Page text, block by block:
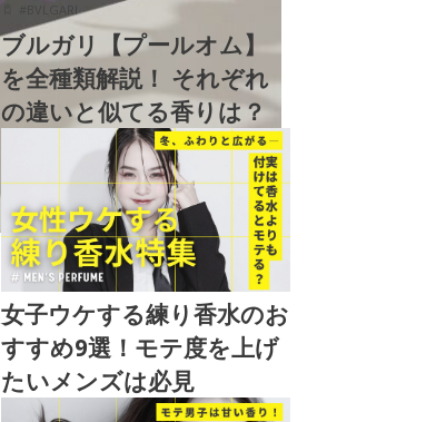
BVLGARI
ブルガリ【プールオム】
を全種類解説！ それぞれ
の違いと似てる香りは？
女子ウケする練り香水のお
すすめ9選！モテ度を上げ
たいメンズは必見